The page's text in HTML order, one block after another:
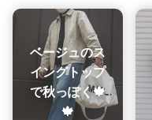
ベージュのス
イングトップ
で秋っぽく🍁
🍁